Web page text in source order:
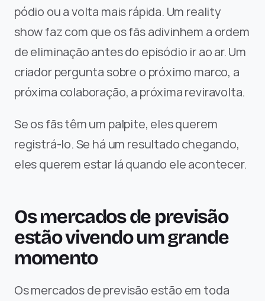
pódio ou a volta mais rápida. Um reality
show faz com que os fãs adivinhem a ordem
de eliminação antes do episódio ir ao ar. Um
criador pergunta sobre o próximo marco, a
próxima colaboração, a próxima reviravolta.
Se os fãs têm um palpite, eles querem
registrá-lo. Se há um resultado chegando,
eles querem estar lá quando ele acontecer.
Os mercados de previsão
estão vivendo um grande
momento
Os mercados de previsão estão em toda